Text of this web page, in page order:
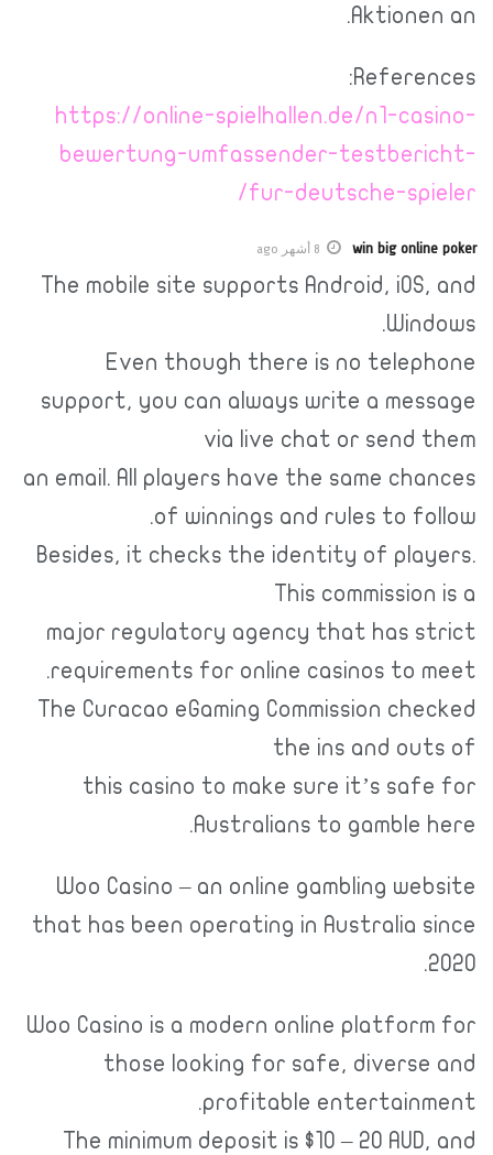
Aktionen an.
References:
https://online-spielhallen.de/n1-casino-
bewertung-umfassender-testbericht-
fur-deutsche-spieler/
win big online poker 8 أشهر ago
The mobile site supports Android, iOS, and
Windows.
Even though there is no telephone
support, you can always write a message
via live chat or send them
an email. All players have the same chances
of winnings and rules to follow.
Besides, it checks the identity of players.
This commission is a
major regulatory agency that has strict
requirements for online casinos to meet.
The Curacao eGaming Commission checked
the ins and outs of
this casino to make sure it’s safe for
Australians to gamble here.
Woo Casino – an online gambling website
that has been operating in Australia since
2020.
Woo Casino is a modern online platform for
those looking for safe, diverse and
profitable entertainment.
The minimum deposit is $10 – 20 AUD, and